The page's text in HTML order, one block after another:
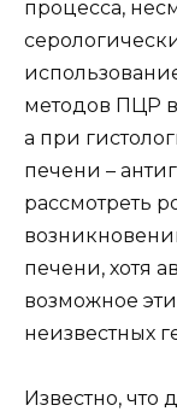
процесса,
методов ПЦР в
а при
печени –
рассмотреть
печени, хотя
возможное
неизвестных
Известно, что